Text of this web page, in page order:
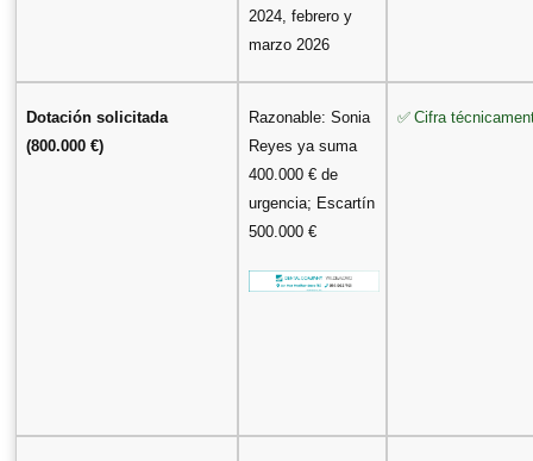
2024, febrero y
marzo 2026
Dotación solicitada
(800.000 €)
Razonable: Sonia
Reyes ya suma
400.000 € de
urgencia; Escartín
500.000 €
✅Cifra